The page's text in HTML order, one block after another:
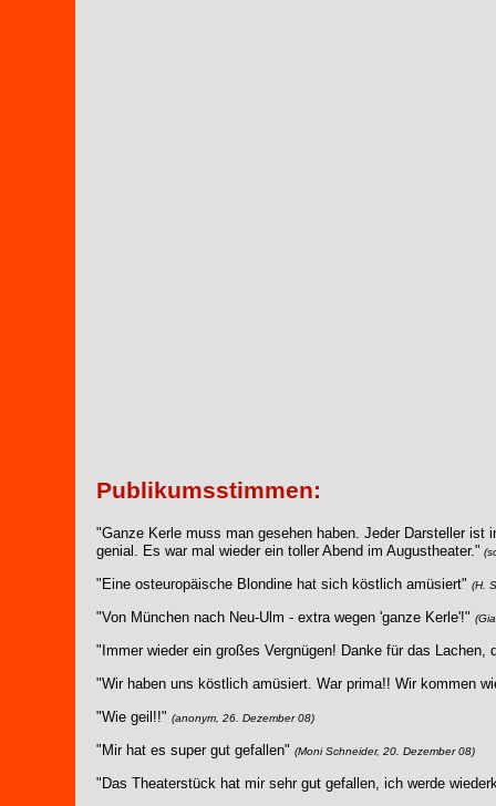
Publikumsstimmen:
"Ganze Kerle muss man gesehen haben. Jeder Darsteller ist
genial. Es war mal wieder ein toller Abend im Augustheater."
"Eine osteuropäische Blondine hat sich köstlich amüsiert" (H.
"Von München nach Neu-Ulm - extra wegen 'ganze Kerle'!"
"Immer wieder ein großes Vergnügen! Danke für das
"Wir haben uns köstlich amüsiert. War prima!! Wir kommen
"Wie geil!!" (anonym, 26. Dezember 08)
"Mir hat es super gut gefallen" (Moni Schneider, 20. Dezember 08)
"Das Theaterstück hat mir sehr gut gefallen, ich werde